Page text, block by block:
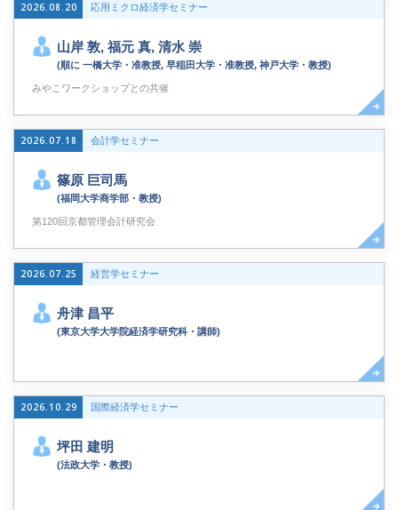
2026.08.20 応用ミクロ経済学セミナー
山岸 敦, 福元 真, 清水 崇
(順に 一橋大学・准教授, 早稲田大学・准教授, 神戸大学・教授)
みやこワークショップとの共催
2026.07.18 会計学セミナー
篠原 巨司馬
(福岡大学商学部・教授)
第120回京都管理会計研究会
2026.07.25 経営学セミナー
舟津 昌平
(東京大学大学院経済学研究科・講師)
2026.10.29 国際経済学セミナー
坪田 建明
(法政大学・教授)